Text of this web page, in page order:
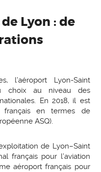
Lyon : de
l’aéroport Lyon-Saint
choix au niveau des
En 2018, il est
en termes de
ASQ).
de Lyon–Saint
français pour l’aviation
aéroport français pour